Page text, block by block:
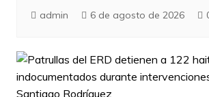
admin 6 de agosto de 2026